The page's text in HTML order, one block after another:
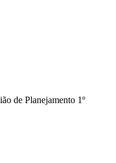
de Planejamento 1º